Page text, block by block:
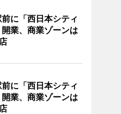
に「西日本シティ
開業、商業ゾーンは
に「西日本シティ
開業、商業ゾーンは